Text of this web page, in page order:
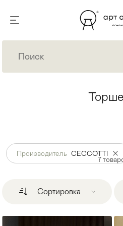
Производитель CECCOTTI
7
Сортировка